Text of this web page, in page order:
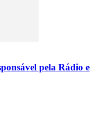
pela Rádio e